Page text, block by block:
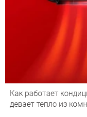
Как работает
девает тепло из